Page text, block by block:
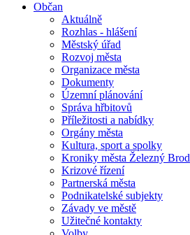
Občan
Aktuálně
Rozhlas - hlášení
Městský úřad
Rozvoj města
Organizace města
Dokumenty
Územní plánování
Správa hřbitovů
Příležitosti a nabídky
Orgány města
Kultura, sport a spolky
Kroniky města Železný Brod
Krizové řízení
Partnerská města
Podnikatelské subjekty
Závady ve městě
Užitečné kontakty